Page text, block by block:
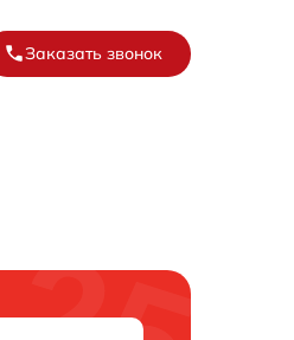
Заказать звонок